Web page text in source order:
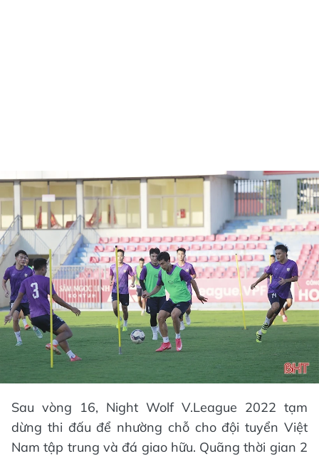
Sau vòng 16, Night Wolf V.League 2022 tạm
dừng thi đấu để nhường chỗ cho đội tuyển Việt
Nam tập trung và đá giao hữu. Quãng thời gian 2